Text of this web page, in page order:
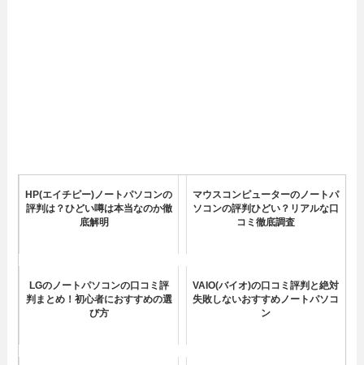
HP(エイチピー)ノートパソコンの
評判は？ひどい噂は本当なのか徹
底解明
マウスコンピューターのノートパ
ソコンの評判ひどい？リアルな口
コミ徹底調査
LGのノートパソコンの口コミ評
判まとめ！初心者におすすめの選
び方
VAIO(バイオ)の口コミ評判と絶対
失敗しないおすすめノートパソコ
ン